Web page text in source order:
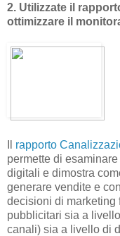
2. Utilizzate il
ottimizzare il
rapporto
permette di
digitali e dimostra
generare vendite e
decisioni di marketing
pubblicitari sia a
canali) sia a livello di